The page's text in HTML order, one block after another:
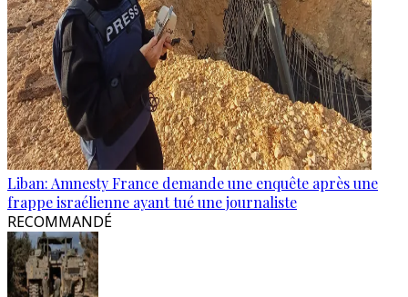
Liban: Amnesty France demande une enquête après une
frappe israélienne ayant tué une journaliste
RECOMMANDÉ